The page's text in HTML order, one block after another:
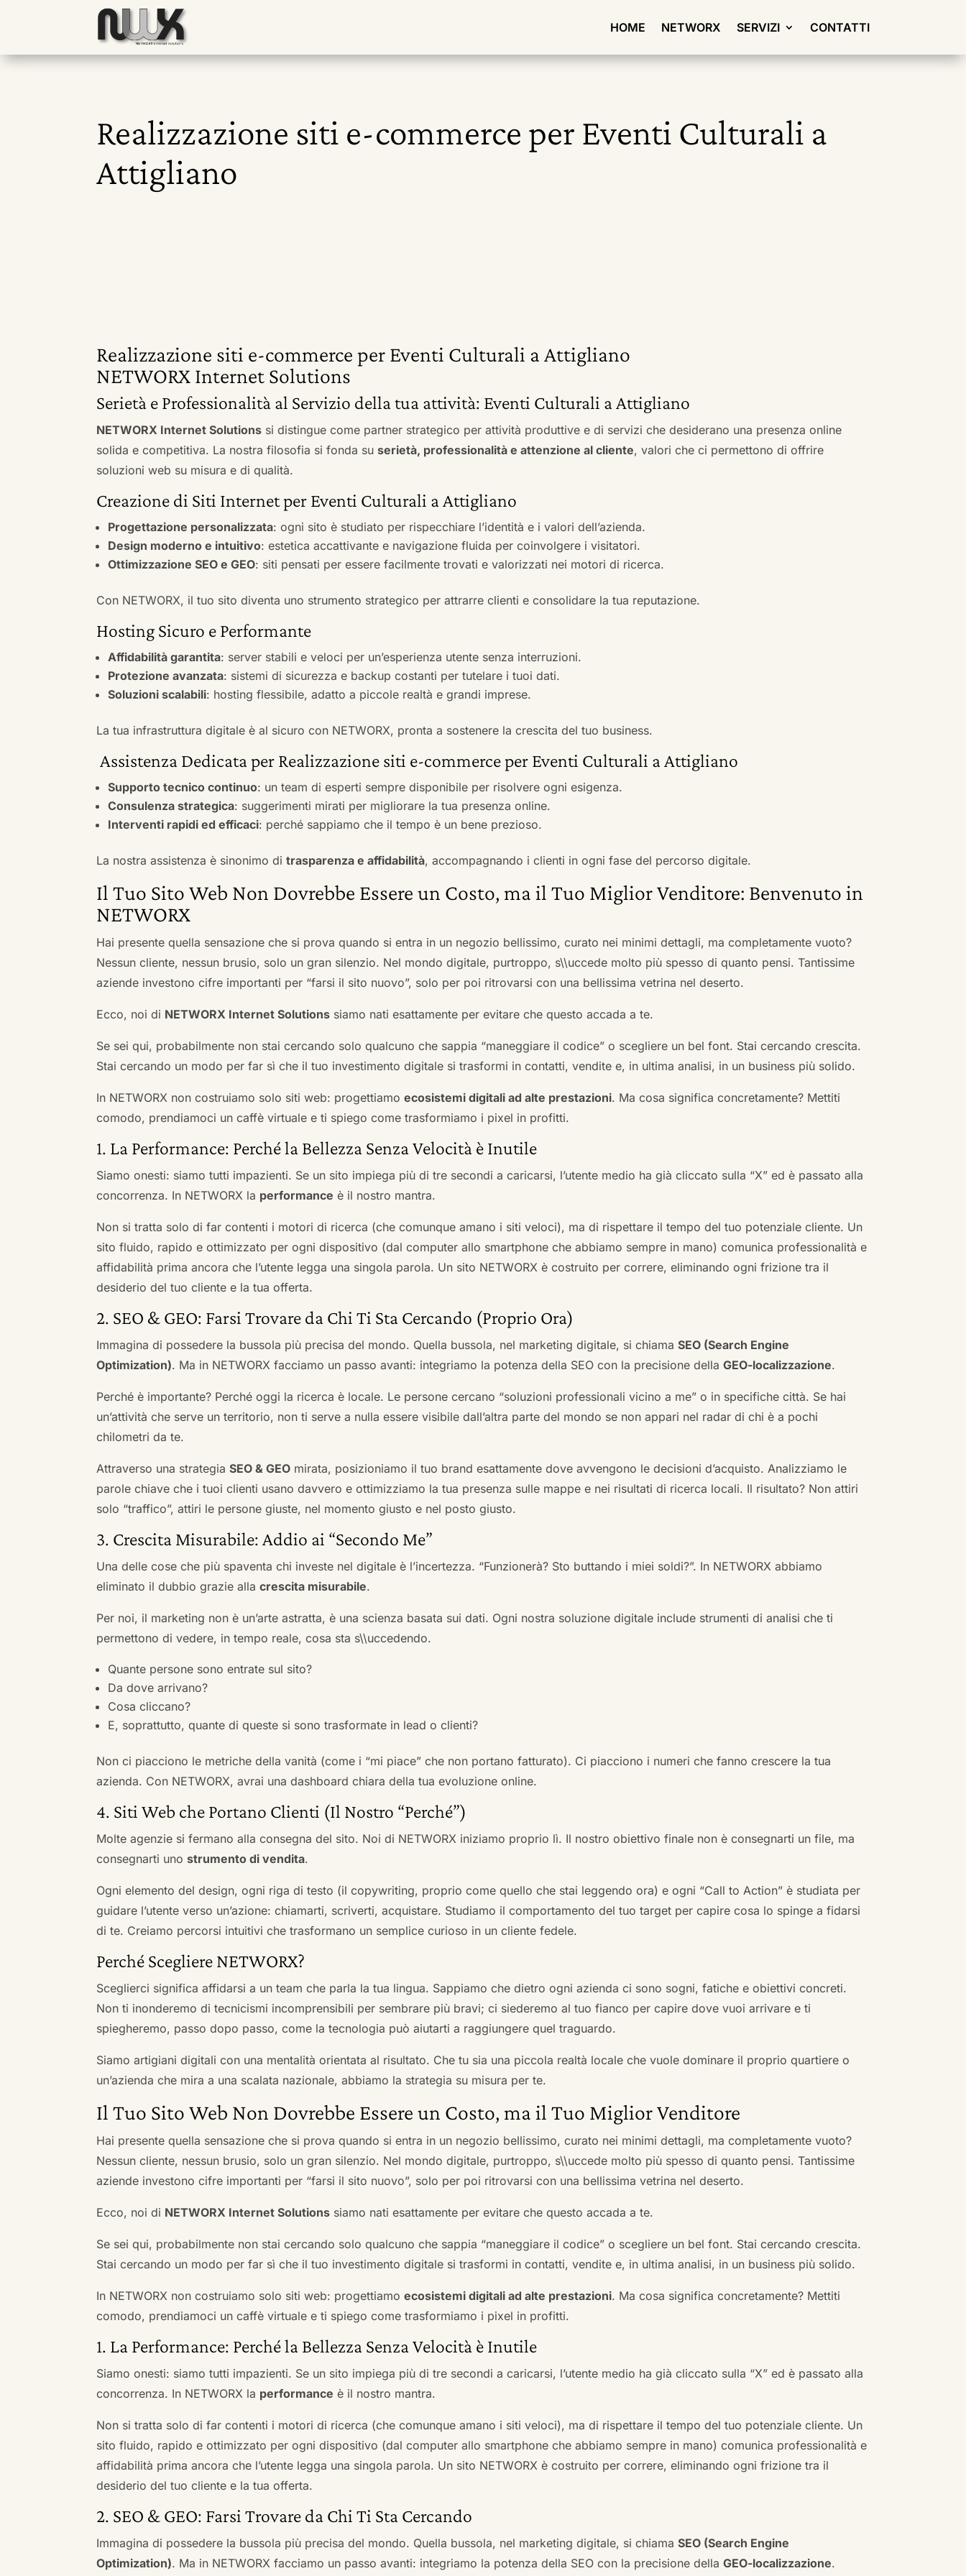
HOME NETWORX SERVIZI CONTATTI
Realizzazione siti e-commerce per Eventi Culturali a
Attigliano
Realizzazione siti e-commerce per Eventi Culturali a Attigliano
NETWORX Internet Solutions
Serietà e Professionalità al Servizio della tua attività: Eventi Culturali a Attigliano
NETWORX Internet Solutions si distingue come partner strategico per attività produttive e di servizi che desiderano una presenza online
solida e competitiva. La nostra filosofia si fonda suserietà, professionalità e attenzione al cliente, valori che ci permettono di offrire
soluzioni web su misura e di qualità.
Creazione di Siti Internet per Eventi Culturali a Attigliano
Progettazione personalizzata: ogni sito è studiato per rispecchiare l’identità e i valori dell’azienda.
Design moderno e intuitivo: estetica accattivante e navigazione fluida per coinvolgere i visitatori.
Ottimizzazione SEO e GEO: siti pensati per essere facilmente trovati e valorizzati nei motori di ricerca.
Con NETWORX, il tuo sito diventa uno strumento strategico per attrarre clienti e consolidare la tua reputazione.
Hosting Sicuro e Performante
Affidabilità garantita: server stabili e veloci per un’esperienza utente senza interruzioni.
Protezione avanzata: sistemi di sicurezza e backup costanti per tutelare i tuoi dati.
Soluzioni scalabili: hosting flessibile, adatto a piccole realtà e grandi imprese.
La tua infrastruttura digitale è al sicuro con NETWORX, pronta a sostenere la crescita del tuo business.
Assistenza Dedicata per Realizzazione siti e-commerce per Eventi Culturali a Attigliano
Supporto tecnico continuo: un team di esperti sempre disponibile per risolvere ogni esigenza.
Consulenza strategica: suggerimenti mirati per migliorare la tua presenza online.
Interventi rapidi ed efficaci: perché sappiamo che il tempo è un bene prezioso.
La nostra assistenza è sinonimo ditrasparenza e affidabilità, accompagnando i clienti in ogni fase del percorso digitale.
Il Tuo Sito Web Non Dovrebbe Essere un Costo, ma il Tuo Miglior Venditore: Benvenuto in
NETWORX
Hai presente quella sensazione che si prova quando si entra in un negozio bellissimo, curato nei minimi dettagli, ma completamente vuoto?
Nessun cliente, nessun brusio, solo un gran silenzio. Nel mondo digitale, purtroppo, s\\uccede molto più spesso di quanto pensi. Tantissime
aziende investono cifre importanti per “farsi il sito nuovo”, solo per poi ritrovarsi con una bellissima vetrina nel deserto.
Ecco, noi di NETWORX Internet Solutions siamo nati esattamente per evitare che questo accada a te.
Se sei qui, probabilmente non stai cercando solo qualcuno che sappia “maneggiare il codice” o scegliere un bel font. Stai cercando crescita.
Stai cercando un modo per far sì che il tuo investimento digitale si trasformi in contatti, vendite e, in ultima analisi, in un business più solido.
In NETWORX non costruiamo solo siti web: progettiamoecosistemi digitali ad alte prestazioni. Ma cosa significa concretamente? Mettiti
comodo, prendiamoci un caffè virtuale e ti spiego come trasformiamo i pixel in profitti.
1. La Performance: Perché la Bellezza Senza Velocità è Inutile
Siamo onesti: siamo tutti impazienti. Se un sito impiega più di tre secondi a caricarsi, l’utente medio ha già cliccato sulla “X” ed è passato alla
concorrenza. In NETWORX la performance è il nostro mantra.
Non si tratta solo di far contenti i motori di ricerca (che comunque amano i siti veloci), ma di rispettare il tempo del tuo potenziale cliente. Un
sito fluido, rapido e ottimizzato per ogni dispositivo (dal computer allo smartphone che abbiamo sempre in mano) comunica professionalità e
affidabilità prima ancora che l’utente legga una singola parola. Un sito NETWORX è costruito per correre, eliminando ogni frizione tra il
desiderio del tuo cliente e la tua offerta.
2. SEO & GEO: Farsi Trovare da Chi Ti Sta Cercando (Proprio Ora)
Immagina di possedere la bussola più precisa del mondo. Quella bussola, nel marketing digitale, si chiamaSEO (Search Engine
Optimization). Ma in NETWORX facciamo un passo avanti: integriamo la potenza della SEO con la precisione dellaGEO-localizzazione.
Perché è importante? Perché oggi la ricerca è locale. Le persone cercano “soluzioni professionali vicino a me” o in specifiche città. Se hai
un’attività che serve un territorio, non ti serve a nulla essere visibile dall’altra parte del mondo se non appari nel radar di chi è a pochi
chilometri da te.
Attraverso una strategiaSEO & GEO mirata, posizioniamo il tuo brand esattamente dove avvengono le decisioni d’acquisto. Analizziamo le
parole chiave che i tuoi clienti usano davvero e ottimizziamo la tua presenza sulle mappe e nei risultati di ricerca locali. Il risultato? Non attiri
solo “traffico”, attiri le persone giuste, nel momento giusto e nel posto giusto.
3. Crescita Misurabile: Addio ai “Secondo Me”
Una delle cose che più spaventa chi investe nel digitale è l’incertezza. “Funzionerà? Sto buttando i miei soldi?”. In NETWORX abbiamo
eliminato il dubbio grazie allacrescita misurabile.
Per noi, il marketing non è un’arte astratta, è una scienza basata sui dati. Ogni nostra soluzione digitale include strumenti di analisi che ti
permettono di vedere, in tempo reale, cosa sta s\\uccedendo.
Quante persone sono entrate sul sito?
Da dove arrivano?
Cosa cliccano?
E, soprattutto, quante di queste si sono trasformate in lead o clienti?
Non ci piacciono le metriche della vanità (come i “mi piace” che non portano fatturato). Ci piacciono i numeri che fanno crescere la tua
azienda. Con NETWORX, avrai una dashboard chiara della tua evoluzione online.
4. Siti Web che Portano Clienti (Il Nostro “Perché”)
Molte agenzie si fermano alla consegna del sito. Noi di NETWORX iniziamo proprio lì. Il nostro obiettivo finale non è consegnarti un file, ma
consegnarti unostrumento di vendita.
Ogni elemento del design, ogni riga di testo (il copywriting, proprio come quello che stai leggendo ora) e ogni “Call to Action” è studiata per
guidare l’utente verso un’azione: chiamarti, scriverti, acquistare. Studiamo il comportamento del tuo target per capire cosa lo spinge a fidarsi
di te. Creiamo percorsi intuitivi che trasformano un semplice curioso in un cliente fedele.
Perché Scegliere NETWORX?
Sceglierci significa affidarsi a un team che parla la tua lingua. Sappiamo che dietro ogni azienda ci sono sogni, fatiche e obiettivi concreti.
Non ti inonderemo di tecnicismi incomprensibili per sembrare più bravi; ci siederemo al tuo fianco per capire dove vuoi arrivare e ti
spiegheremo, passo dopo passo, come la tecnologia può aiutarti a raggiungere quel traguardo.
Siamo artigiani digitali con una mentalità orientata al risultato. Che tu sia una piccola realtà locale che vuole dominare il proprio quartiere o
un’azienda che mira a una scalata nazionale, abbiamo la strategia su misura per te.
Il Tuo Sito Web Non Dovrebbe Essere un Costo, ma il Tuo Miglior Venditore
Hai presente quella sensazione che si prova quando si entra in un negozio bellissimo, curato nei minimi dettagli, ma completamente vuoto?
Nessun cliente, nessun brusio, solo un gran silenzio. Nel mondo digitale, purtroppo, s\\uccede molto più spesso di quanto pensi. Tantissime
aziende investono cifre importanti per “farsi il sito nuovo”, solo per poi ritrovarsi con una bellissima vetrina nel deserto.
Ecco, noi di NETWORX Internet Solutions siamo nati esattamente per evitare che questo accada a te.
Se sei qui, probabilmente non stai cercando solo qualcuno che sappia “maneggiare il codice” o scegliere un bel font. Stai cercando crescita.
Stai cercando un modo per far sì che il tuo investimento digitale si trasformi in contatti, vendite e, in ultima analisi, in un business più solido.
In NETWORX non costruiamo solo siti web: progettiamoecosistemi digitali ad alte prestazioni. Ma cosa significa concretamente? Mettiti
comodo, prendiamoci un caffè virtuale e ti spiego come trasformiamo i pixel in profitti.
1. La Performance: Perché la Bellezza Senza Velocità è Inutile
Siamo onesti: siamo tutti impazienti. Se un sito impiega più di tre secondi a caricarsi, l’utente medio ha già cliccato sulla “X” ed è passato alla
concorrenza. In NETWORX la performance è il nostro mantra.
Non si tratta solo di far contenti i motori di ricerca (che comunque amano i siti veloci), ma di rispettare il tempo del tuo potenziale cliente. Un
sito fluido, rapido e ottimizzato per ogni dispositivo (dal computer allo smartphone che abbiamo sempre in mano) comunica professionalità e
affidabilità prima ancora che l’utente legga una singola parola. Un sito NETWORX è costruito per correre, eliminando ogni frizione tra il
desiderio del tuo cliente e la tua offerta.
2. SEO & GEO: Farsi Trovare da Chi Ti Sta Cercando
Immagina di possedere la bussola più precisa del mondo. Quella bussola, nel marketing digitale, si chiamaSEO (Search Engine
Optimization). Ma in NETWORX facciamo un passo avanti: integriamo la potenza della SEO con la precisione dellaGEO-localizzazione.